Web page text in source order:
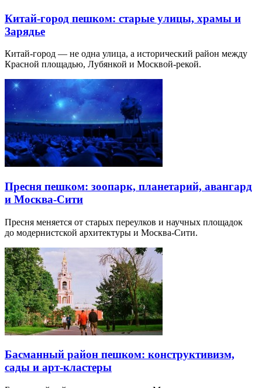
Китай-город пешком: старые улицы, храмы и
Зарядье
Китай-город — не одна улица, а исторический район между
Красной площадью, Лубянкой и Москвой-рекой.
Пресня пешком: зоопарк, планетарий, авангард
и Москва-Сити
Пресня меняется от старых переулков и научных площадок
до модернистской архитектуры и Москва-Сити.
Басманный район пешком: конструктивизм,
сады и арт-кластеры